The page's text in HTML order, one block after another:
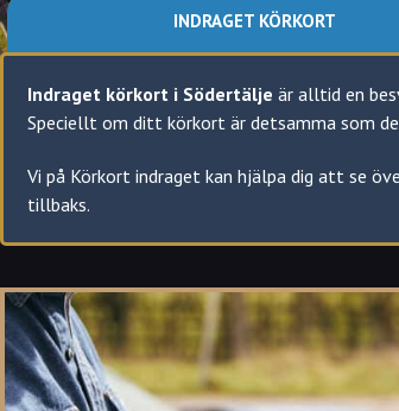
INDRAGET KÖRKORT
Indraget körkort i Södertälje är alltid en
Speciellt om ditt körkort är detsamma som
Vi på Körkort indraget kan hjälpa dig att se
tillbaks.
Indraget eller återkallat körkort i Södertälje?
Att ditt körkort återkallas är vad som sker
Ett körkort återkallas i regel inte permanent
körkortet återkallats.